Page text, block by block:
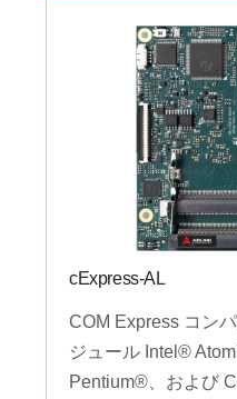
cExpress-AL
COM Express コン
ジュール Intel®
Pentium®、および